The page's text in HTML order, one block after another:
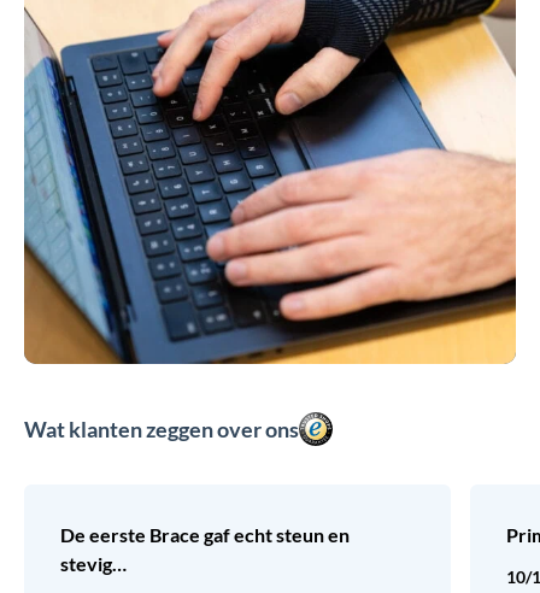
Wat klanten zeggen over ons
De eerste Brace gaf echt steun en
stevig…
10/